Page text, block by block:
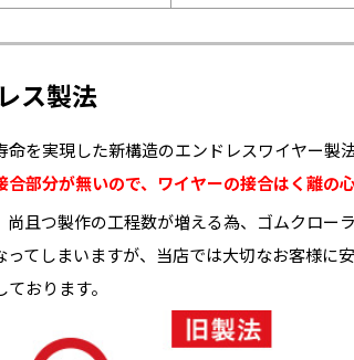
ス製法
を実現した新構造のエンドレスワイヤー製
部分が無いので、ワイヤーの接合はく離の
且つ製作の工程数が増える為、ゴムクロー
てしまいますが、当店では大切なお客様に
おります。